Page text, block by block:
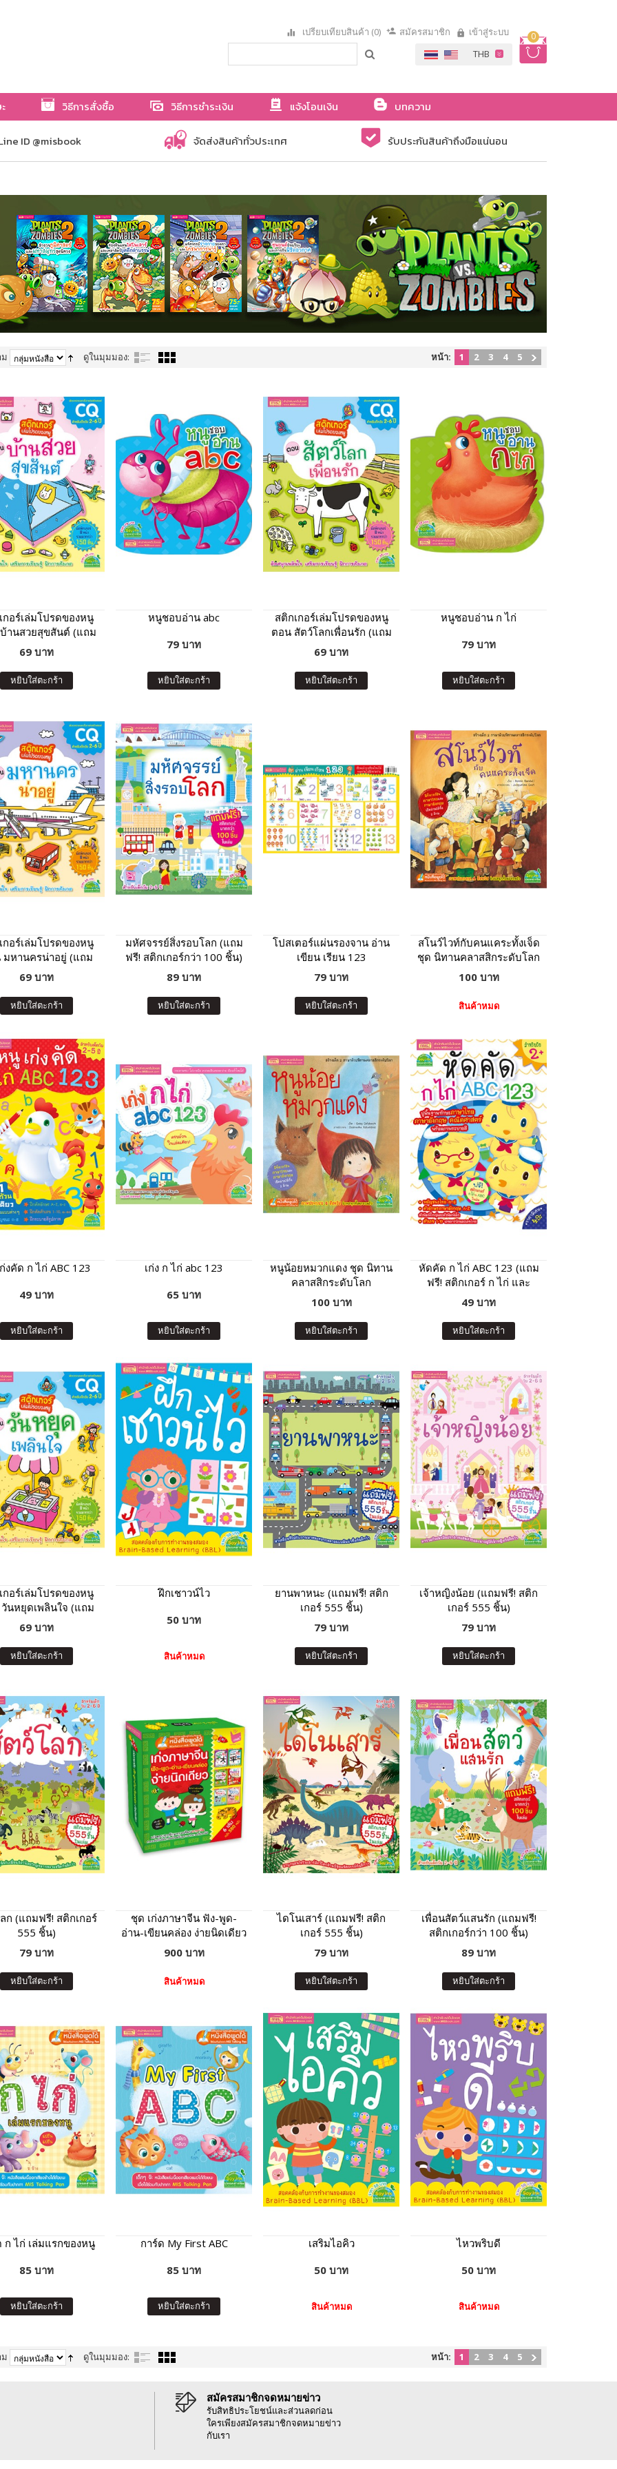
0
เปรียบเทียบสินค้า (0) สมัครสมาชิก เข้าสู่ระบบ
วิธีการสั่งซื้อ วิธีการชำระเงิน แจ้งโอนเงิน บทความ
ID @misbook จัดส่งสินค้าทั่วประเทศ รับประกันสินค้าถึงมือแน่นอน
ม ดูในมุมมอง: หน้า: 1 2 3 4 5
กอร์เล่มโปรดของหนู
านสวยสุขสันต์ (แถม
กเกอร์กว่า 150 ชิ้น)
69 บาท
หยิบใส่ตะกร้า
หนูชอบอ่าน abc
79 บาท
หยิบใส่ตะกร้า
สติกเกอร์เล่มโปรดของหนู
ตอน สัตว์โลกเพื่อนรัก (แถม
ฟรี! สติกเกอร์กว่า 150 ชิ้น)
69 บาท
หยิบใส่ตะกร้า
หนูชอบอ่าน ก ไก่
79 บาท
หยิบใส่ตะกร้า
กอร์เล่มโปรดของหนู
มหานครน่าอยู่ (แถม
กเกอร์กว่า 150 ชิ้น)
69 บาท
หยิบใส่ตะกร้า
มหัศจรรย์สิ่งรอบโลก (แถม
ฟรี! สติกเกอร์กว่า 100 ชิ้น)
89 บาท
หยิบใส่ตะกร้า
โปสเตอร์แผ่นรองจาน อ่าน
เขียน เรียน 123
79 บาท
หยิบใส่ตะกร้า
สโนว์ไวท์กับคนแคระทั้งเจ็ด
ชุด นิทานคลาสสิกระดับโลก
100 บาท
สินค้าหมด
งคัด ก ไก่ ABC 123
49 บาท
หยิบใส่ตะกร้า
เก่ง ก ไก่ abc 123
65 บาท
หยิบใส่ตะกร้า
หนูน้อยหมวกแดง ชุด นิทาน
คลาสสิกระดับโลก
100 บาท
หยิบใส่ตะกร้า
หัดคัด ก ไก่ ABC 123 (แถม
ฟรี! สติกเกอร์ ก ไก่ และ
ABC)
49 บาท
หยิบใส่ตะกร้า
กอร์เล่มโปรดของหนู
นหยุดเพลินใจ (แถม
กเกอร์กว่า 150 ชิ้น)
69 บาท
หยิบใส่ตะกร้า
ฝึกเชาวน์ไว
50 บาท
สินค้าหมด
ยานพาหนะ (แถมฟรี! สติก
เกอร์ 555 ชิ้น)
79 บาท
หยิบใส่ตะกร้า
เจ้าหญิงน้อย (แถมฟรี! สติก
เกอร์ 555 ชิ้น)
79 บาท
หยิบใส่ตะกร้า
ก (แถมฟรี! สติกเกอร์
555 ชิ้น)
79 บาท
หยิบใส่ตะกร้า
ชุด เก่งภาษาจีน ฟัง-พูด-
อ่าน-เขียนคล่อง ง่ายนิดเดียว
900 บาท
สินค้าหมด
ไดโนเสาร์ (แถมฟรี! สติก
เกอร์ 555 ชิ้น)
79 บาท
หยิบใส่ตะกร้า
เพื่อนสัตว์แสนรัก (แถมฟรี!
สติกเกอร์กว่า 100 ชิ้น)
89 บาท
หยิบใส่ตะกร้า
ก ไก่ เล่มแรกของหนู
85 บาท
หยิบใส่ตะกร้า
การ์ด My First ABC
85 บาท
หยิบใส่ตะกร้า
เสริมไอคิว
50 บาท
สินค้าหมด
ไหวพริบดี
50 บาท
สินค้าหมด
ม ดูในมุมมอง: หน้า: 1 2 3 4 5
สมัครสมาชิกจดหมายข่าว
รับสิทธิประโยชน์และส่วนลดก่อน
ใครเพียงสมัครสมาชิกจดหมายข่าว
กับเรา